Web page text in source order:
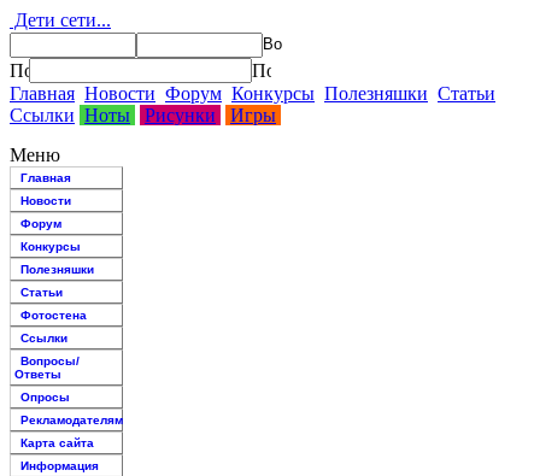
Дети сети...
Главная Новости Форум Конкурсы Полезняшки Статьи
Ссылки Ноты Рисунки
Игры
Меню
Главная
Новости
Форум
Конкурсы
Полезняшки
Статьи
Фотостена
Ссылки
Вопросы/
Ответы
Опросы
Рекламодателям
Карта сайта
Информация